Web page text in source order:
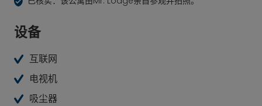
设备
互联网
电视机
吸尘器